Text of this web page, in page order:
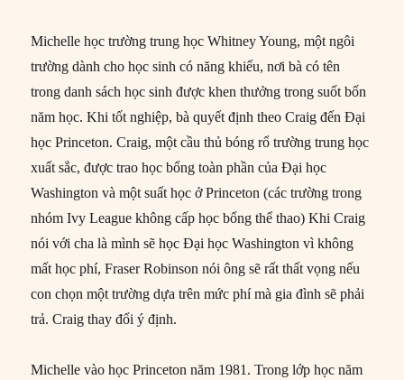
Michelle học trường trung học Whitney Young, một ngôi
trường dành cho học sinh có năng khiếu, nơi bà có tên
trong danh sách học sinh được khen thưởng trong suốt bốn
năm học. Khi tốt nghiệp, bà quyết định theo Craig đến Đại
học Princeton. Craig, một cầu thủ bóng rổ trường trung học
xuất sắc, được trao học bổng toàn phần của Đại học
Washington và một suất học ở Princeton (các trường trong
nhóm Ivy League không cấp học bổng thể thao) Khi Craig
nói với cha là mình sẽ học Đại học Washington vì không
mất học phí, Fraser Robinson nói ông sẽ rất thất vọng nếu
con chọn một trường dựa trên mức phí mà gia đình sẽ phải
trả. Craig thay đổi ý định.
Michelle vào học Princeton năm 1981. Trong lớp học năm